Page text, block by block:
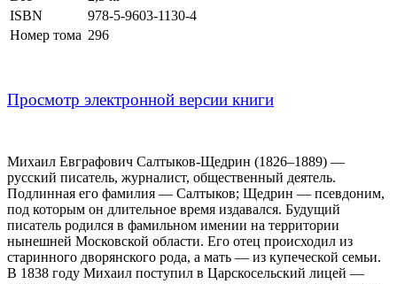
ISBN
978-5-9603-1130-4
Номер тома 296
Просмотр электронной версии книги
Михаил Евграфович Салтыков-Щедрин (1826–1889) —
русский писатель, журналист, общественный деятель.
Подлинная его фамилия — Салтыков; Щедрин — псевдоним,
под которым он длительное время издавался. Будущий
писатель родился в фамильном имении на территории
нынешней Московской области. Его отец происходил из
старинного дворянского рода, а мать — из купеческой семьи.
В 1838 году Михаил поступил в Царскосельский лицей —